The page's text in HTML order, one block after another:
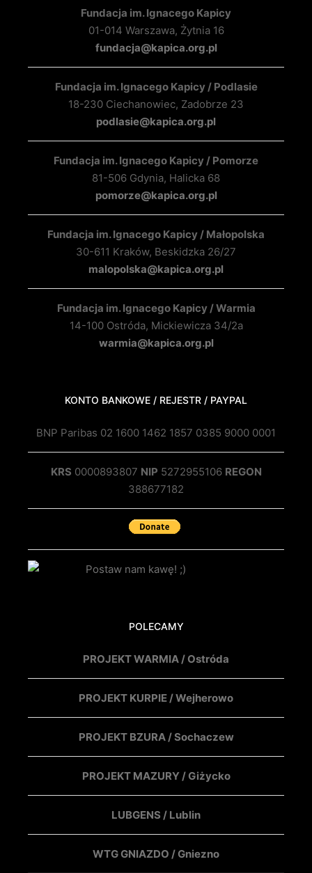
Fundacja im. Ignacego Kapicy
01-014 Warszawa, Żytnia 16
fundacja@kapica.org.pl
Fundacja im. Ignacego Kapicy / Podlasie
18-230 Ciechanowiec, Zadobrze 23
podlasie@kapica.org.pl
Fundacja im. Ignacego Kapicy / Pomorze
81-506 Gdynia, Halicka 68
pomorze@kapica.org.pl
Fundacja im. Ignacego Kapicy / Małopolska
30-611 Kraków, Beskidzka 26/27
malopolska@kapica.org.pl
Fundacja im. Ignacego Kapicy / Warmia
14-100 Ostróda, Mickiewicza 34/2a
warmia@kapica.org.pl
KONTO BANKOWE / REJESTR / PAYPAL
BNP Paribas 02 1600 1462 1857 0385 9000 0001
KRS 0000893807 NIP 5272955106 REGON
388677182
POLECAMY
PROJEKT WARMIA / Ostróda
PROJEKT KURPIE / Wejherowo
PROJEKT BZURA / Sochaczew
PROJEKT MAZURY / Giżycko
LUBGENS / Lublin
WTG GNIAZDO / Gniezno